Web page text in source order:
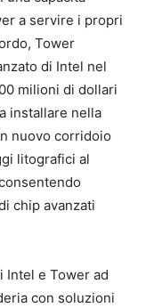
a servire i propri
Tower
di Intel nel
milioni di dollari
installare nella
nuovo corridoio
litografici al
chip avanzati
Intel e Tower ad
con soluzioni